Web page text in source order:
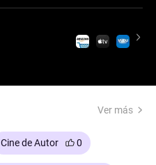
Ver más
Cine de Autor 0